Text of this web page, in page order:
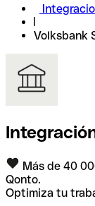
Volksbank
Más de 40
Qonto.
Optimiza tu